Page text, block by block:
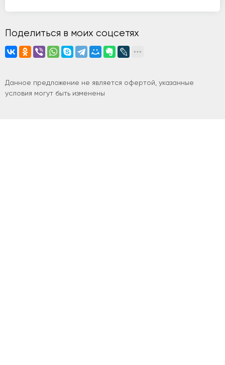
Поделиться в моих соцсетях
Данное предложение не является офертой, указанные
условия могут быть изменены